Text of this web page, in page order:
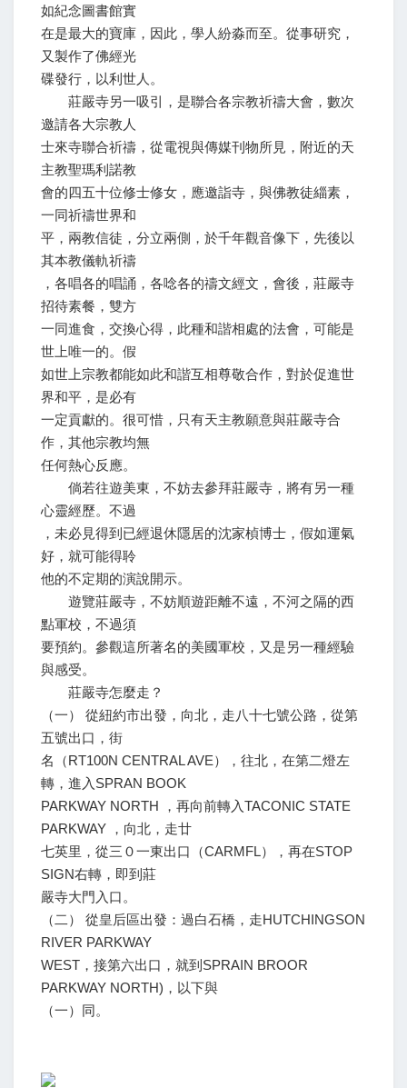
如紀念圖書館實
在是最大的寶庫，因此，學人紛淼而至。從事研究，
又製作了佛經光
碟發行，以利世人。
莊嚴寺另一吸引，是聯合各宗教祈禱大會，數次
邀請各大宗教人
士來寺聯合祈禱，從電視與傳媒刊物所見，附近的天
主教聖瑪利諾教
會的四五十位修士修女，應邀詣寺，與佛教徒緇素，
一同祈禱世界和
平，兩教信徒，分立兩側，於千年觀音像下，先後以
其本教儀軌祈禱
，各唱各的唱誦，各唸各的禱文經文，會後，莊嚴寺
招待素餐，雙方
一同進食，交換心得，此種和諧相處的法會，可能是
世上唯一的。假
如世上宗教都能如此和諧互相尊敬合作，對於促進世
界和平，是必有
一定貢獻的。很可惜，只有天主教願意與莊嚴寺合
作，其他宗教均無
任何熱心反應。
倘若往遊美東，不妨去參拜莊嚴寺，將有另一種
心靈經歷。不過
，未必見得到已經退休隱居的沈家楨博士，假如運氣
好，就可能得聆
他的不定期的演說開示。
遊覽莊嚴寺，不妨順遊距離不遠，不河之隔的西
點軍校，不過須
要預約。參觀這所著名的美國軍校，又是另一種經驗
與感受。
莊嚴寺怎麼走？
（一） 從紐約市出發，向北，走八十七號公路，從第
五號出口，街
名（RT100N CENTRAL AVE），往北，在第二燈左
轉，進入SPRAN BOOK
PARKWAY NORTH ，再向前轉入TACONIC STATE
PARKWAY ，向北，走廿
七英里，從三０一東出口（CARMFL），再在STOP
SIGN右轉，即到莊
嚴寺大門入口。
（二） 從皇后區出發：過白石橋，走HUTCHINGSON
RIVER PARKWAY
WEST，接第六出口，就到SPRAIN BROOR
PARKWAY NORTH)，以下與
（一）同。